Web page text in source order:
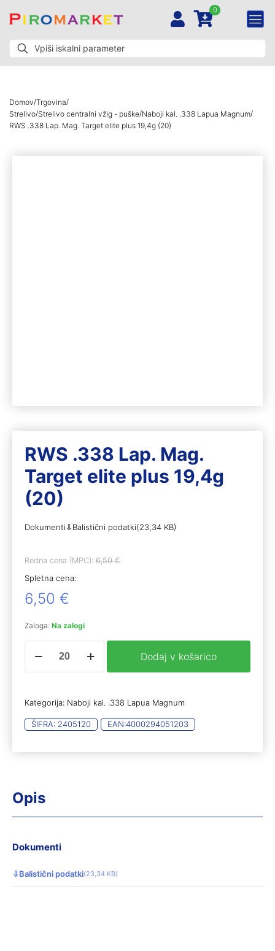
0
Domov/Trgovina/
Strelivo/Strelivo centralni vžig - puške/Naboji kal. .338 Lapua Magnum/
RWS .338 Lap. Mag. Target elite plus 19,4g (20)
RWS .338 Lap. Mag.
Target elite plus 19,4g
(20)
Dokumenti⇩Balistični podatki(23,34 KB)
Redna cena (MPC): 6,50€
Spletna cena:
6,50 €
Zaloga: Na zalogi
.338
elite
19,4g
količina
Dodaj v košarico
Kategorija: Naboji kal. .338 Lapua Magnum
ŠIFRA: 2405120 EAN:4000294051203
Opis
Dokumenti
⇩Balistični podatki(23,34 KB)